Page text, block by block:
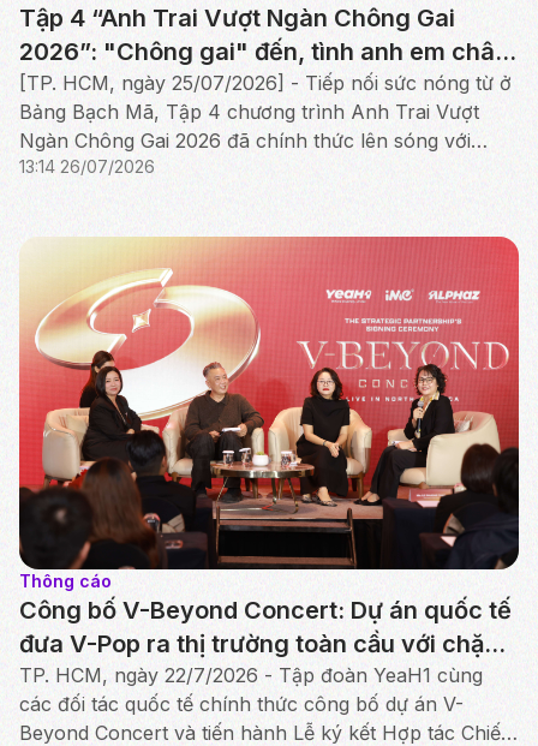
Tập 4 “Anh Trai Vượt Ngàn Chông Gai
2026”: "Chông gai" đến, tình anh em chân
thành thắp sáng Công diễn đầu tiên
[TP. HCM, ngày 25/07/2026] - Tiếp nối sức nóng từ ở
Bảng Bạch Mã, Tập 4 chương trình Anh Trai Vượt
Ngàn Chông Gai 2026 đã chính thức lên sóng với
cuộc tranh tài nghẹt thở của Bảng Hắc Mã
13:14 26/07/2026
Thông cáo
Công bố V-Beyond Concert: Dự án quốc tế
đưa V-Pop ra thị trường toàn cầu với chặng
đầu tiên tại Bắc Mỹ
TP. HCM, ngày 22/7/2026 - Tập đoàn YeaH1 cùng
các đối tác quốc tế chính thức công bố dự án V-
Beyond Concert và tiến hành Lễ ký kết Hợp tác Chiến